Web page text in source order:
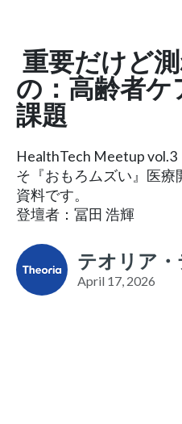
重要だけど
の：高齢者
課題
HealthTech Meetup
そ『おもろムズい』医
資料です。
登壇者：冨田 浩輝
テオリア
April 17, 2026